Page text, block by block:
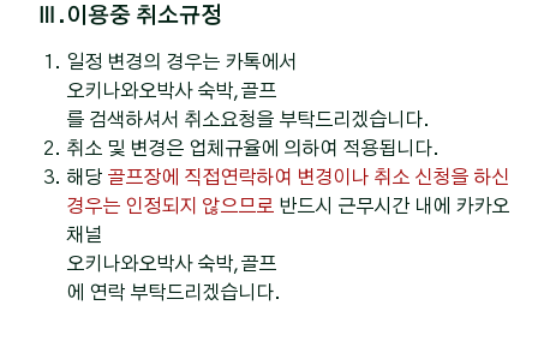
Ⅲ.이용중 취소규정
일정 변경의 경우는 카톡에서
오키나와오박사 숙박,골프
를 검색하셔서 취소요청을 부탁드리겠습니다.
취소 및 변경은 업체규율에 의하여 적용됩니다.
해당 골프장에 직접연락하여 변경이나 취소 신청을 하신
경우는 인정되지 않으므로 반드시 근무시간 내에 카카오
채널
오키나와오박사 숙박,골프
에 연락 부탁드리겠습니다.